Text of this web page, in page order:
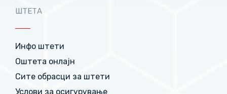
ШТЕТА
Инфо штети
Оштета онлајн
Сите обрасци за штети
Услови за осигурување